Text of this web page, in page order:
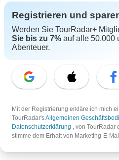
Preis basierend auf
Zimmer
Von Donnerstag
10 Sep, 2026
Registrieren und
Werden Sie TourRadar+
Sie bis zu 7% auf alle 50.000
Abenteuer.
Mit der Registrierung erkläre ich mich
TourRadar'sAllgemeinen
Datenschutzerklärung , von TourRadar
stimme dem Erhalt von Marketing-E-